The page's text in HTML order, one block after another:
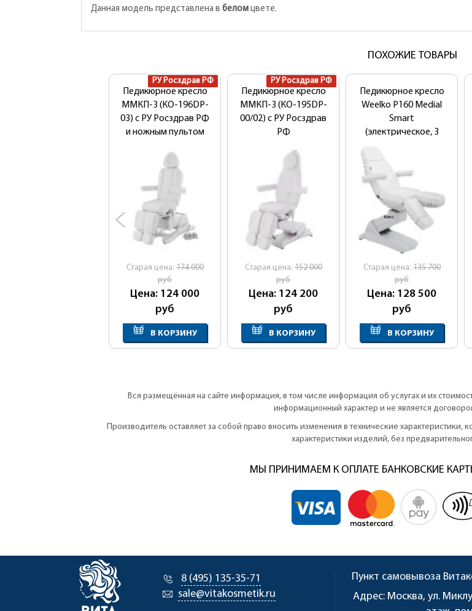
Данная модель представлена в белом цвете.
ПОХОЖИЕ ТОВАРЫ
РУ Росздрав РФ
Педикюрное кресло
ММКП-3 (КО-196DP-
03) с РУ Росздрав РФ
и ножным пультом
Cтарая цена:174 000
руб
Цена: 124 000
руб
В КОРЗИНУ
РУ Росздрав РФ
Педикюрное кресло
ММКП-3 (КО-195DP-
00/02) с РУ Росздрав
РФ
Cтарая цена:152 000
руб
Цена: 124 200
руб
В КОРЗИНУ
Педикюрное кресло
Weelko P160 Medial
Smart
(электрическое, 3
Cтарая цена:135 700
руб
Цена: 128 500
руб
В КОРЗИНУ
Вся размещённая на сайте информация, в том числе информация об услугах и их
информационный характер и не является
Производитель оставляет за собой право вносить изменения в технические
характеристики изделий, без
МЫ ПРИНИМАЕМ К ОПЛАТЕ БАНКОВСКИЕ
8 (495) 135-35-71
sale@vitakosmetik.ru
Пункт самовывоза
Адрес: Москва, ул.